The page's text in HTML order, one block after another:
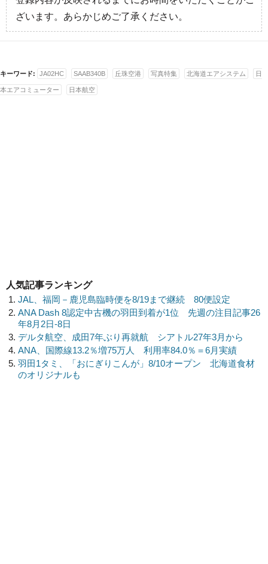
ざいます。あらかじめご了承ください。
キーワード: JA02HC SAAB340B 丘珠空港 写真特集 北海道エアシステム 日
本エアコミューター 日本航空
人気記事ランキング
JAL、福岡－鹿児島臨時便を8/19まで継続 80便設定
ANA Dash 8認定中古機の羽田到着が1位 先週の注目記事26
年8月2日-8日
デルタ航空、成田7年ぶり再就航 シアトル27年3月から
ANA、国際線13.2％増75万人 利用率84.0％＝6月実績
羽田1タミ、「おにぎりこんが」8/10オープン 北海道食材
のオリジナルも